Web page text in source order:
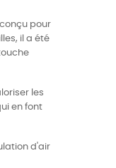
pour
il a été
les
en font
d'air